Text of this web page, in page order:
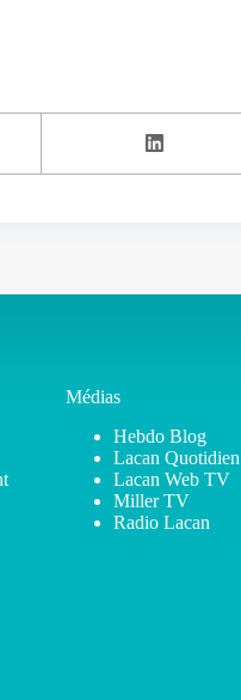
Médias
Hebdo Blog
Lacan Quotidien
Lacan Web TV
Miller TV
Radio Lacan